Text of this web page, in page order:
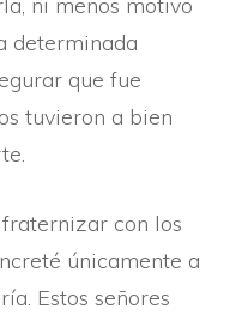
determinada
que fue
tuvieron a bien
con los
únicamente a
Estos señores